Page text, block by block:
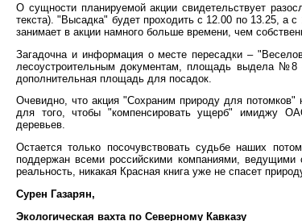
О сущности планируемой акции свидетельствует
текста). "Высадка" будет проходить с 12.00 по 13.25, а
занимает в акции намного больше времени, чем
Загадочна и информация о месте пересадки –
лесоустроительным документам, площадь выдела №8
дополнительная площадь для посадок.
Очевидно, что акция "Сохраним природу для
для того, чтобы "компенсировать ущерб" имиджу
деревьев.
Остается только посочувствовать судьбе наших
поддержан всеми российскими компаниями, ведущими
реальность, никакая Красная книга уже не спасет
Сурен Газарян,
Экологическая вахта по Северному Кавказу